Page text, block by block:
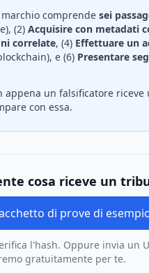
comprende sei
(2) Acquisire con metadati
correlate, (4) Effettuare un
e (6) Presentare
un falsificatore
con essa.
cosa riceve un
di prove di
l'hash. Oppure invia un
gratuitamente per te.